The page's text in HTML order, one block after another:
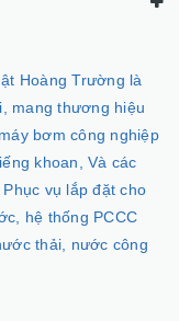
Hoàng Trường là
mang thương hiệu
bơm công nghiệp
khoan, Và các
vụ lắp đặt cho
hệ thống PCCC
thải, nước công